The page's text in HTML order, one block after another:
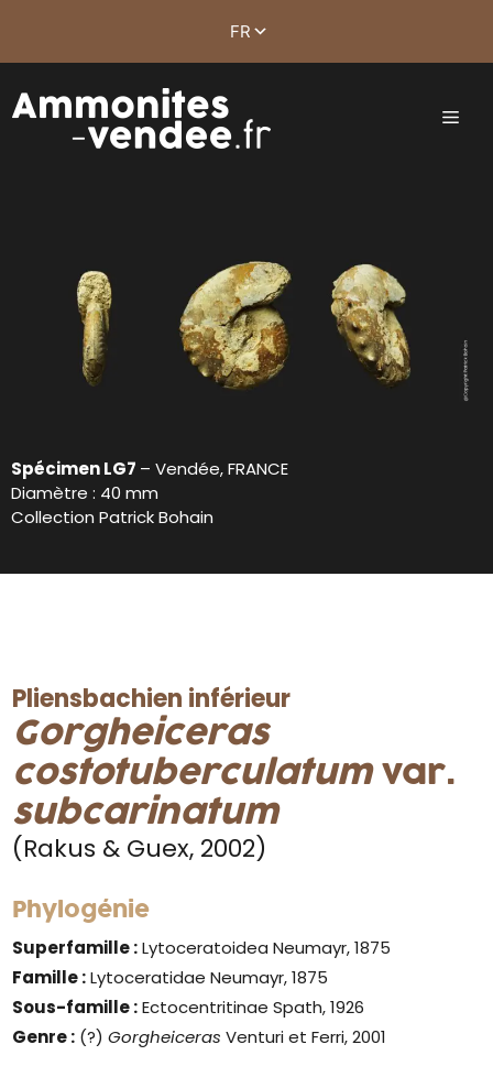
Spécimen LG7 – Vendée, FRANCE
Diamètre : 40 mm
Collection Patrick Bohain
Pliensbachien inférieur
Gorgheiceras
costotuberculatumvar.
subcarinatum
(Rakus & Guex, 2002)
Phylogénie
Superfamille :Lytoceratoidea Neumayr, 1875
Famille :Lytoceratidae Neumayr, 1875
Sous-famille :Ectocentritinae Spath, 1926
Genre: (?)GorgheicerasVenturi et Ferri, 2001